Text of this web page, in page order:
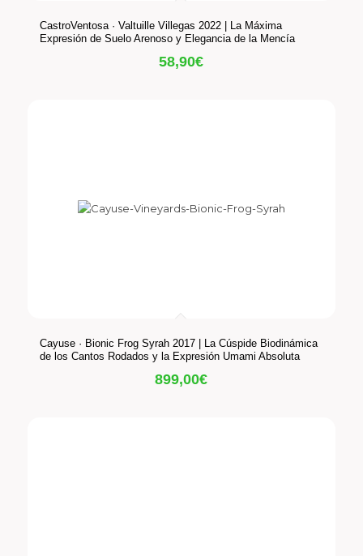
CastroVentosa · Valtuille Villegas 2022 | La Máxima
Expresión de Suelo Arenoso y Elegancia de la Mencía
58,90€
Cayuse · Bionic Frog Syrah 2017 | La Cúspide Biodinámica
de los Cantos Rodados y la Expresión Umami Absoluta
899,00€